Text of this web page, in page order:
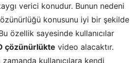
verici konudur. Bunun nedeni
konusunu iyi bir şekilde
özellik sayesinde kullanıcılar
çözünürlükte video alacaktır.
kullanıcılara kendi